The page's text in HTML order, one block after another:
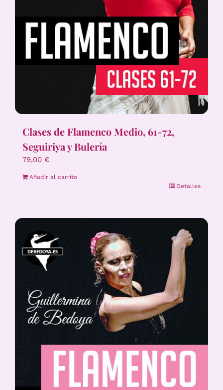
Clases de Flamenco Medio, 61-72,
Seguiriya y Bulería
79,00 €
Añadir al carrito
Detalles